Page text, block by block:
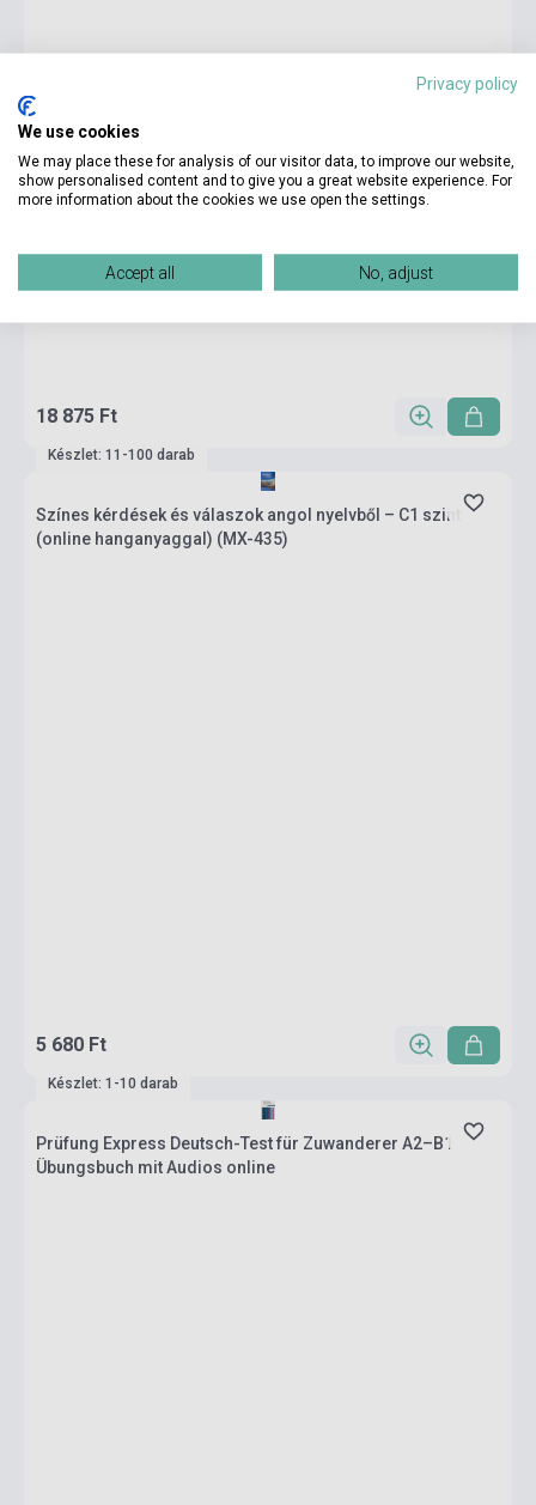
18 875 Ft
Készlet: 11-100 darab
Színes kérdések és válaszok angol nyelvből – C1 szint
(online hanganyaggal) (MX-435)
5 680 Ft
Készlet: 1-10 darab
Prüfung Express Deutsch-Test für Zuwanderer A2–B1
Übungsbuch mit Audios online
Privacy policy
We use cookies
We may place these for analysis of our visitor data, to improve our website,
show personalised content and to give you a great website experience. For
more information about the cookies we use open the settings.
Accept all No, adjust